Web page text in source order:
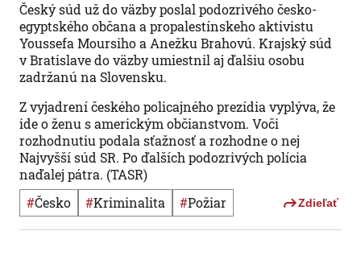
Český súd už do väzby poslal podozrivého česko-
egyptského občana a propalestínskeho aktivistu
Youssefa Moursiho a Anežku Brahovú. Krajský súd
v Bratislave do väzby umiestnil aj ďalšiu osobu
zadržanú na Slovensku.
Z vyjadrení českého policajného prezídia vyplýva, že
ide o ženu s americkým občianstvom. Voči
rozhodnutiu podala sťažnosť a rozhodne o nej
Najvyšší súd SR. Po ďalších podozrivých polícia
naďalej pátra. (TASR)
# Česko # Kriminalita # požiar Zdieľať